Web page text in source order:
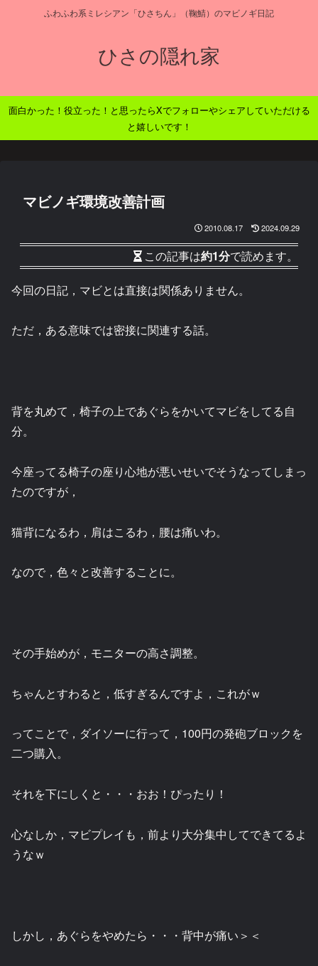
ふわふわ系ミレシアン「ひさちん」（鞠鯖）のマビノギ日記
ひさの隠れ家
面白かった！役立った！と思ったらXでフォローやシェアしていただける
と嬉しいです！
マビノギ環境改善計画
2010.08.17 2024.09.29
この記事は約1分で読めます。
今回の日記，マビとは直接は関係ありません。
ただ，ある意味では密接に関連する話。
背を丸めて，椅子の上であぐらをかいてマビをしてる自
分。
今座ってる椅子の座り心地が悪いせいでそうなってしまっ
たのですが，
猫背になるわ，肩はこるわ，腰は痛いわ。
なので，色々と改善することに。
その手始めが，モニターの高さ調整。
ちゃんとすわると，低すぎるんですよ，これがｗ
ってことで，ダイソーに行って，100円の発砲ブロックを
二つ購入。
それを下にしくと・・・おお！ぴったり！
心なしか，マビプレイも，前より大分集中してできてるよ
うなｗ
しかし，あぐらをやめたら・・・背中が痛い＞＜